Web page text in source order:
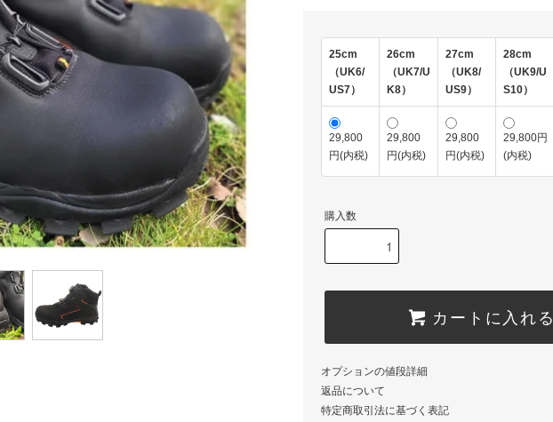
25cm
（UK6/
US7）
26cm
（UK7/U
K8）
27cm
（UK8/
US9）
28cm
（UK9/U
S10）
29,800
円(内税)
29,800
円(内税)
29,800
円(内税)
29,800円
(内税)
購入数
カートに入れる
オプションの値段詳細
返品について
特定商取引法に基づく表記